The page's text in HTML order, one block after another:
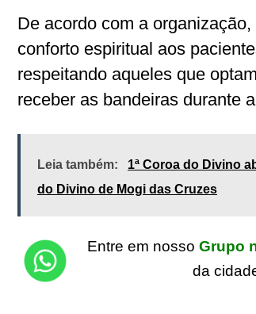
De acordo com a
conforto espiritual aos
respeitando aqueles que
receber as bandeiras durante
Leia também:
1ª Coroa do Divino
do Divino de Mogi das Cruzes
Entre em nosso Grupo
da